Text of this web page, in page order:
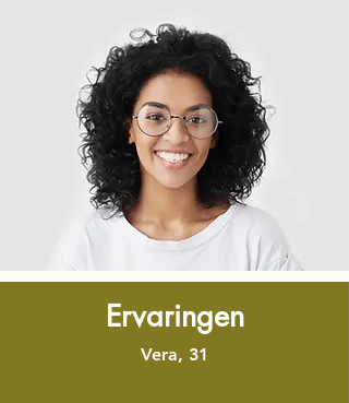
Ervaringen
Vera, 31